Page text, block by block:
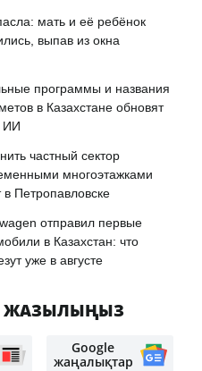
мать и её ребёнок
выпав из окна
программы и названия
в Казахстане обновят
ИИ
частный сектор
многоэтажками
в Петропавловске
отправил первые
в Казахстан: что
уже в августе
ЖАЗЫЛЫҢЫЗ
Google
жаңалықтар